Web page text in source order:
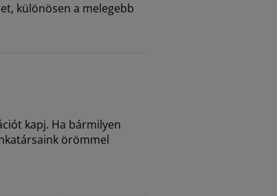
különösen a melegebb
kapj. Ha bármilyen
örömmel